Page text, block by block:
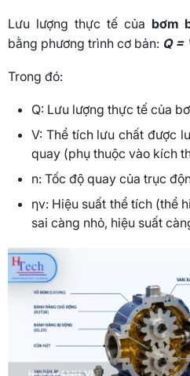
Lưu lượng thực tế của bơm
bằng phương trình cơ bản: Q =
Trong đó:
Q: Lưu lượng thực tế của
V: Thể tích lưu chất được
quay (phụ thuộc vào kích
n: Tốc độ quay của trục
ηv: Hiệu suất thể tích (thể
sai càng nhỏ, hiệu suất